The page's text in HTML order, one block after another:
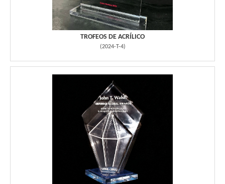
TROFEOS DE ACRÍLICO
(2024-T-4)